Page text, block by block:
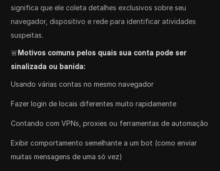
significa que ele coleta detalhes exclusivos sobre seu
navegador, dispositivo e rede para identificar atividades
suspeitas.
🚨Motivos comuns pelos quais sua conta pode ser
sinalizada ou banida:
Usando várias contas no mesmo navegador
Fazer login de locais diferentes muito rapidamente
Contando com VPNs, proxies ou ferramentas de automação
Exibir comportamento semelhante a um bot (como enviar
muitas mensagens de uma só vez)